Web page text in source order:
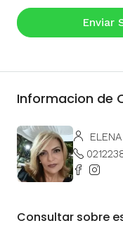
Enviar
Informacion de
Consultar sobre